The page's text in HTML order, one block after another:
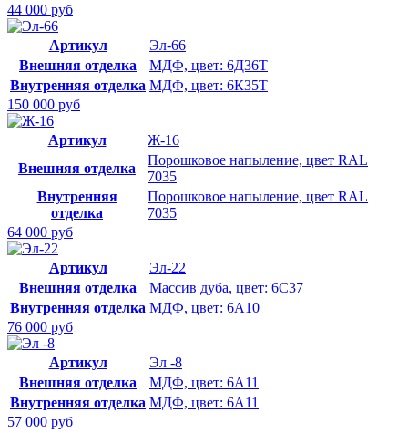
44 000 руб
Артикул
Эл-66
Внешняя отделка
МДФ, цвет: 6Д36Т
Внутренняя отделка МДФ, цвет: 6К35Т
150 000 руб
Артикул
Ж-16
Внешняя отделка
Порошковое напыление, цвет RAL
7035
Внутренняя
отделка
Порошковое напыление, цвет RAL
7035
64 000 руб
Артикул
Эл-22
Внешняя отделка
Массив дуба, цвет: 6С37
Внутренняя отделка МДФ, цвет: 6А10
76 000 руб
Артикул
Эл -8
Внешняя отделка
МДФ, цвет: 6А11
Внутренняя отделка МДФ, цвет: 6А11
57 000 руб